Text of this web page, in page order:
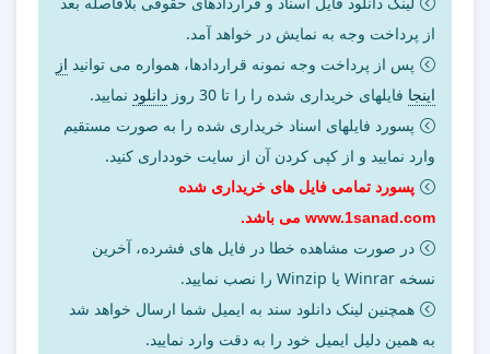
از پرداخت وجه به نمایش در خواهد آمد.
پس از پرداخت وجه نمونه قراردادها، همواره می توانید از
اینجا فایلهای خریداری شده را را تا 30 روز دانلود نمایید.
پسورد فایلهای اسناد خریداری شده را به صورت مستقیم
وارد نمایید و از کپی کردن آن از سایت خودداری کنید.
پسورد تمامی فایل های خریداری شده
www.1sanad.com می باشد.
در صورت مشاهده خطا در فایل های فشرده، آخرین
نسخه Winrar یا Winzip را نصب نمایید.
همچنین لینک دانلود سند به ایمیل شما ارسال خواهد شد
به همین دلیل ایمیل خود را به دقت وارد نمایید.